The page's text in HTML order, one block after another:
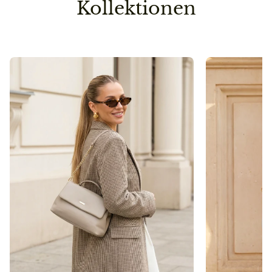
Umwelt nicht unnötig.
oder anderen chemischen Substanzen, da die
Oberfläche dadurch angegriffen werden kann.
Kollektionen